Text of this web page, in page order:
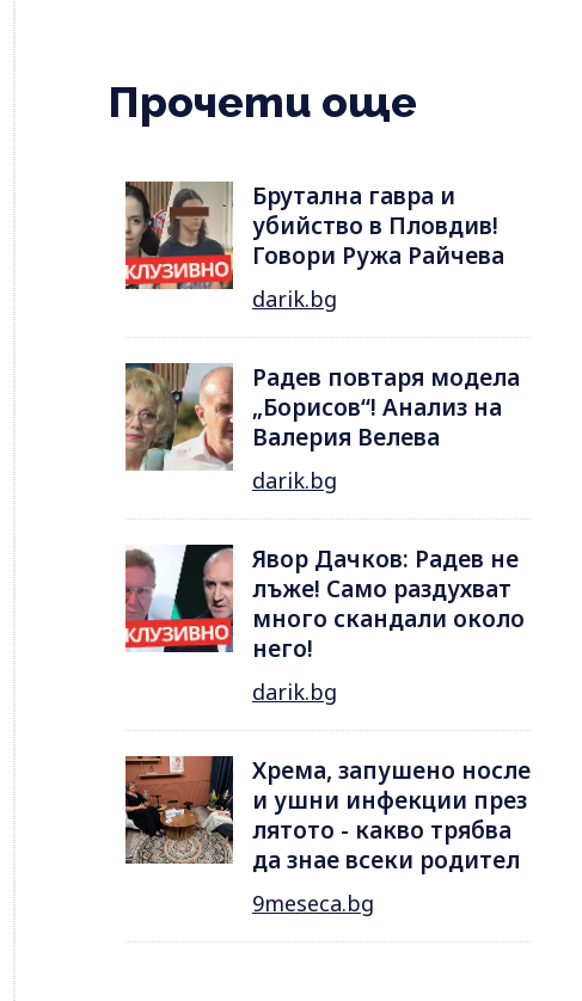
Прочети още
Брутална гавра и
убийство в Пловдив!
Говори Ружа Райчева
darik.bg
Радев повтаря модела
„Борисов“! Анализ на
Валерия Велева
darik.bg
Явор Дачков: Радев не
лъже! Само раздухват
много скандали около
него!
darik.bg
Хрема, запушено носле
и ушни инфекции през
лятотo - какво трябва
да знае всеки родител
9meseca.bg